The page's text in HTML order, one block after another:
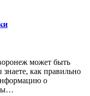
как правильно
о